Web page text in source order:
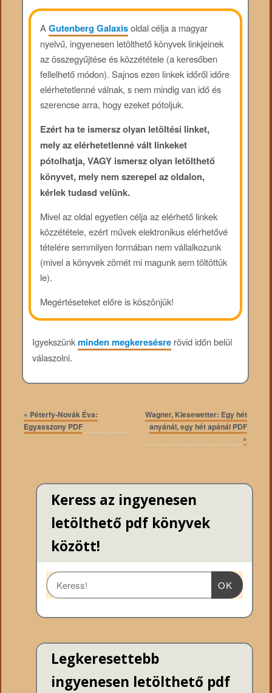
AGutenberg Galaxisoldal célja a magyar
nyelvű, ingyenesen letölthető könyvek linkjeinek
az összegyűjtése és közzététele (a keresőben
fellelhető módon). Sajnos ezen linkek időről időre
elérhetetlenné válnak, s nem mindig van idő és
szerencse arra, hogy ezeket pótoljuk.
Ezért ha te ismersz olyan letöltési linket,
mely az elérhetetlenné vált linkeket
pótolhatja, VAGY ismersz olyan letölthető
könyvet, mely nem szerepel az oldalon,
kérlek tudasd velünk.
Mivel az oldal egyetlen célja az elérhető linkek
közzététele, ezért művek elektronikus elérhetővé
tételére semmilyen formában nem vállalkozunk
(mivel a könyvek zömét mi magunk sem töltöttük
le).
Megértéseteket előre is köszönjük!
Igyekszünkminden megkeresésrerövid időn belül
válaszolni.
« Péterfy-Novák Éva:
Egyasszony PDF
Wagner, Kiesewetter: Egy hét
anyánál, egy hét apánál PDF
»
Keress az ingyenesen
letölthető pdf könyvek
között!
OK
Legkeresettebb
ingyenesen letölthető pdf